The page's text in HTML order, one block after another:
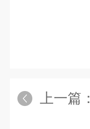
上一篇：